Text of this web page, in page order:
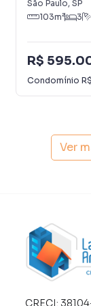
Aqui você
imóvel que
Negocie seu
mesmo não
fazer tudo
Anuncie seu
Andares
diversas
Na Lares e
São Paulo, SP
103m² 3
R$
Condomínio
Ver